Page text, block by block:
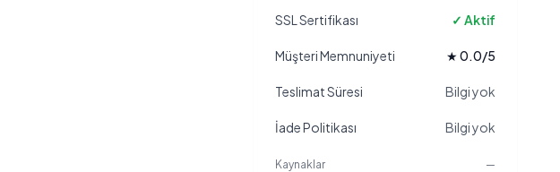
SSL Sertifikası ✓ Aktif
Müşteri Memnuniyeti ★ 0.0/5
Teslimat Süresi Bilgi yok
İade Politikası Bilgi yok
Kaynaklar
—